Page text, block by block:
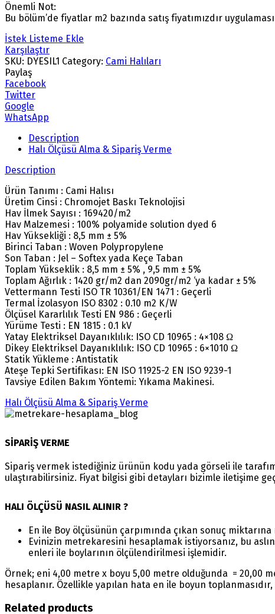
Önemli Not:
Bu bölüm’de fiyatlar m2 bazında satış fiyatımızdır
İstek Listeme Ekle
Karşılaştır
SKU: DYESIL1 Category: Cami Halıları
Paylaş
Facebook
Twitter
Google
WhatsApp
Description
Halı Ölçüsü Alma & Sipariş Verme
Description
Ürün Tanımı : Cami Halısı
Üretim Cinsi : Chromojet Baskı Teknolojisi
Hav İlmek Sayısı : 169420/m2
Hav Malzemesi : 100% polyamide solution dyed 6
Hav Yüksekliği : 8,5 mm ± 5%
Birinci Taban : Woven Polypropylene
Son Taban : Jel – Softex yada Keçe Taban
Toplam Yükseklik : 8,5 mm ± 5% , 9,5 mm ± 5%
Toplam Ağırlık : 1420 gr/m2 dan 2090gr/m2 ‘ya kadar ± 5%
Vettermann Testi ISO TR 10361/EN 1471 : Geçerli
Termal İzolasyon ISO 8302 : 0.10 m2 K/W
Ölçüsel Kararlılık Testi EN 986 : Geçerli
Yürüme Testi : EN 1815 : 0.1 kV
Yatay Elektriksel Dayanıklılık: ISO CD 10965 : 4×108 Ω
Dikey Elektriksel Dayanıklılık: ISO CD 10965 : 6×1010 Ω
Statik Yükleme : Antistatik
Ateşe Tepki Sertifikası: EN ISO 11925-2 EN ISO 9239-1
Tavsiye Edilen Bakım Yöntemi: Yıkama Makinesi.
Halı Ölçüsü Alma & Sipariş Verme
SİPARİŞ VERME
Sipariş vermek istediğiniz ürünün kodu yada görseli ile
ulaştırabilirsiniz. Fiyat bilgisi gibi detayları bizimle iletişime
HALI ÖLÇÜSÜ NASIL ALINIR ?
En ile Boy ölçüsünün çarpımında çıkan sonuç
Evinizin metrekaresini hesaplamak istiyorsanız, bu
enleri ile boylarının ölçülendirilmesi işlemidir.
Örnek; eni 4,00 metre x boyu 5,00 metre olduğunda =
hesaplanır. Özellikle yapılan hata en ile boyun
Related products